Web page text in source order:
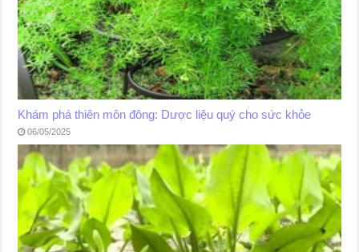
Khám phá thiên môn đông: Dược liệu quý cho sức khỏe
06/05/2025